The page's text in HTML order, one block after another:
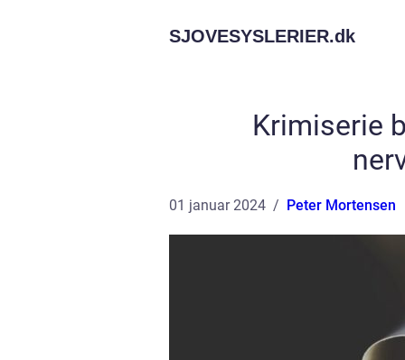
SJOVESYSLERIER.dk
Krimiserie
01 januar 2024 Peter Mortensen